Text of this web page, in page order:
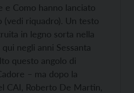
e Como hanno lanciato
(vedi riquadro). Un testo
in legno sorta nella
negli anni Sessanta
questo angolo di
– ma dopo la
CAI, Roberto De Martin,